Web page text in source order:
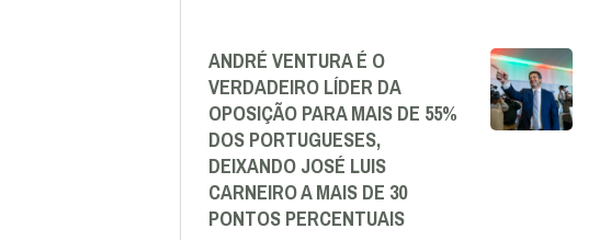
ANDRÉ VENTURA É O
VERDADEIRO LÍDER DA
OPOSIÇÃO PARA MAIS DE 55%
DOS PORTUGUESES,
DEIXANDO JOSÉ LUIS
CARNEIRO A MAIS DE 30
PONTOS PERCENTUAIS